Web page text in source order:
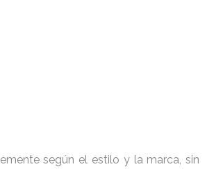
según el estilo y la marca, sin